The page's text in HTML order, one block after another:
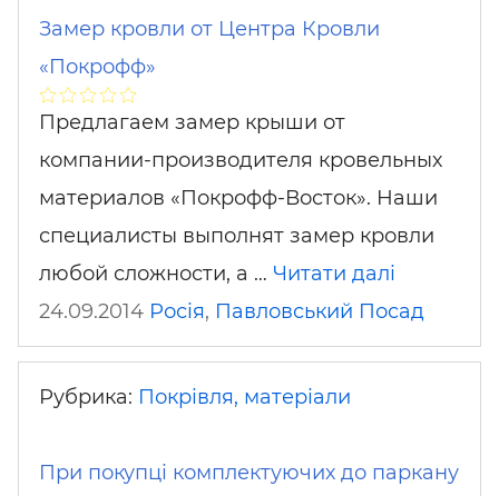
Замер кровли от Центра Кровли
«Покрофф»
Предлагаем замер крыши от
компании-производителя кровельных
материалов «Покрофф-Восток». Наши
специалисты выполнят замер кровли
любой сложности, а … Читати далі
24.09.2014 Росія, Павловський Посад
Рубрика: Покрівля, матеріали
При покупці комплектуючих до паркану